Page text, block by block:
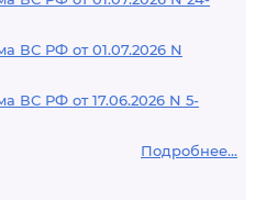
ВС РФ от 01.07.2026 N
ВС РФ от 17.06.2026 N 5-
Подробнее...